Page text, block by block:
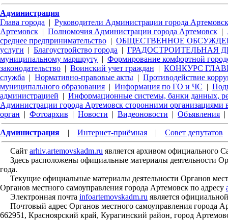
Администрация
Глава города | Руководители Администрации города Артемовск
Артемовск | Полномочия Администрации города Артемовск |
среднее предпринимательство | ОБЩЕСТВЕННОЕ
услуги | Благоустройство города | ГРАДОСТРОИТЕЛЬНАЯ
муниципальному маршруту | Формирование комфортной
законодательство | Воинский учет граждан | КОНКУРС
служба | Нормативно-правовые акты | Противодействие
муниципального образования | Информация по ГО и ЧС |
администрацией | Информационные системы, банки данных,
Администрации города Артемовск сторонними организациями
орган | Фотоархив | Новости | Видеоновости | Объявления |
Администрация | Интернет-приёмная | Совет депутатов
Сайт arhiv.artemovskadm.ru является архивом официального
Здесь расположены официальные материалы деятельности
года.
Текущие официальные материалы деятельности Органов
Органов местного самоуправления города Артемовск по адресу
Электронная почта infoartemovskadm.ru является
Почтовый адрес Органов местного самоуправления города
662951, Красноярский край, Курагинский район, город